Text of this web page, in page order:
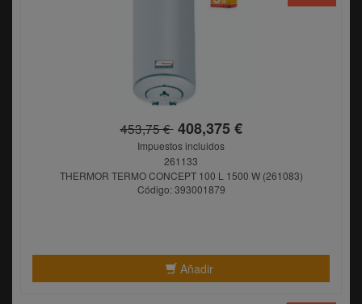
453,75 €408,375 €
Impuestos incluidos
261133
THERMOR TERMO CONCEPT 100 L 1500 W (261083)
Código: 393001879
Añadir